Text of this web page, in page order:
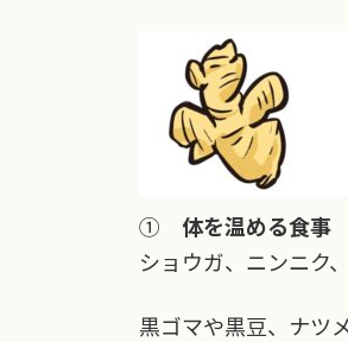
① 体を温める食事
ショウガ、ニンニク
黒ゴマや黒豆、ナツ